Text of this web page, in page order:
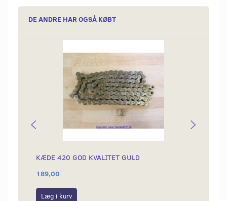
DE ANDRE HAR OGSÅ KØBT
KÆDE 420 GOD KVALITET GULD
189,00
Læg i kurv